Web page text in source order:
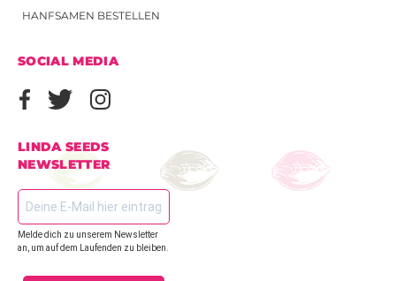
HANFSAMEN BESTELLEN
SOCIAL MEDIA
LINDA SEEDS
NEWSLETTER
Melde dich zu unserem Newsletter
an, um auf dem Laufenden zu bleiben.